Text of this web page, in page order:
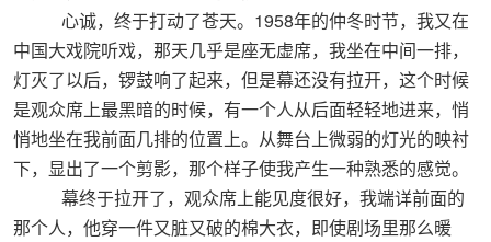
心诚，终于打动了苍天。 1958年的仲冬时节，我又在
中国大戏院听戏，那天几乎是座无虚席，我坐在中间一排，
灯灭了以后，锣鼓响了起来，但是幕还没有拉开，这个时候
是观众席上最黑暗的时候，有一个人从后面轻轻地进来，悄
悄地坐在我前面几排的位置上。从舞台上微弱的灯光的映衬
下，显出了一个剪影，那个样子使我产生一种熟悉的感觉。
幕终于拉开了，观众席上能见度很好，我端详前面的
那个人，他穿一件又脏又破的棉大衣，即使剧场里那么暖